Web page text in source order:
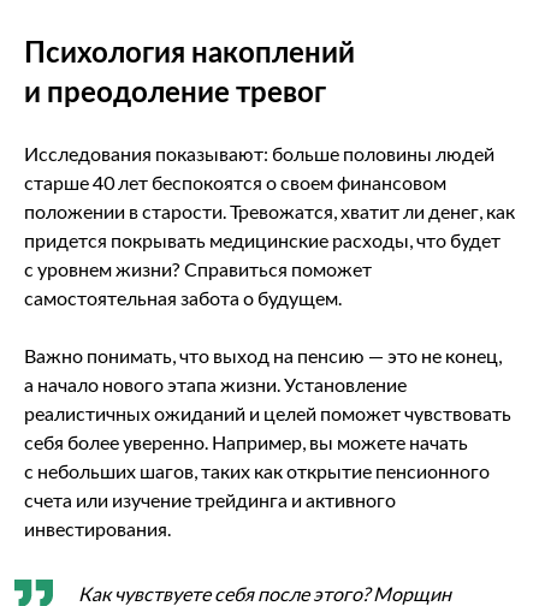
Психология накоплений
и преодоление тревог
Исследования показывают: больше половины людей
старше 40 лет беспокоятся о своем финансовом
положении в старости. Тревожатся, хватит ли денег, как
придется покрывать медицинские расходы, что будет
с уровнем жизни? Справиться поможет
самостоятельная забота о будущем.
Важно понимать, что выход на пенсию — это не конец,
а начало нового этапа жизни. Установление
реалистичных ожиданий и целей поможет чувствовать
себя более уверенно. Например, вы можете начать
с небольших шагов, таких как открытие пенсионного
счета или изучение трейдинга и активного
инвестирования.
Как чувствуете себя после этого? Морщин